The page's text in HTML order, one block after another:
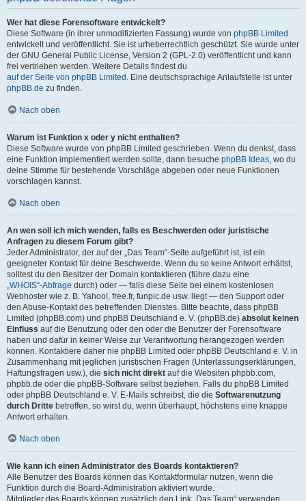
Wer hat diese Forensoftware entwickelt?
Diese Software (in ihrer unmodifizierten Fassung) wurde von phpBB Limited
entwickelt und veröffentlicht. Sie ist urheberrechtlich geschützt. Sie wurde unter
der GNU General Public License, Version 2 (GPL-2.0) veröffentlicht und kann
frei vertrieben werden. Weitere Details findest du
auf der Seite von phpBB Limited . Eine deutschsprachige Anlaufstelle ist unter
phpBB.de zu finden.
Nach oben
Warum ist Funktion x oder y nicht enthalten?
Diese Software wurde von phpBB Limited geschrieben. Wenn du denkst, dass
eine Funktion implementiert werden sollte, dann besuche phpBB Ideas, wo du
deine Stimme für bestehende Vorschläge abgeben oder neue Funktionen
vorschlagen kannst.
Nach oben
An wen soll ich mich wenden, falls es Beschwerden oder juristische
Anfragen zu diesem Forum gibt?
Jeder Administrator, der auf der „Das Team“-Seite aufgeführt ist, ist ein
geeigneter Kontakt für deine Beschwerde. Wenn du so keine Antwort erhältst,
solltest du den Besitzer der Domain kontaktieren (führe dazu eine
„WHOIS“-Abfrage durch) oder — falls diese Seite bei einem kostenlosen
Webhoster wie z. B. Yahoo!, free.fr, funpic.de usw. liegt — den Support oder
den Abuse-Kontakt des betreffenden Dienstes. Bitte beachte, dass phpBB
Limited (phpBB.com) und phpBB Deutschland e. V. (phpBB.de) absolut keinen
Einfluss auf die Benutzung oder den oder die Benutzer der Forensoftware
haben und dafür in keiner Weise zur Verantwortung herangezogen werden
können. Kontaktiere daher nie phpBB Limited oder phpBB Deutschland e. V. in
Zusammenhang mit jeglichen juristischen Fragen (Unterlassungserklärungen,
Haftungsfragen usw.), die sich nicht direkt auf die Websiten phpbb.com,
phpbb.de oder die phpBB-Software selbst beziehen. Falls du phpBB Limited
oder phpBB Deutschland e. V. E-Mails schreibst, die die Softwarenutzung
durch Dritte betreffen, so wirst du, wenn überhaupt, höchstens eine knappe
Antwort erhalten.
Nach oben
Wie kann ich einen Administrator des Boards kontaktieren?
Alle Benutzer des Boards können das Kontaktformular nutzen, wenn die
Funktion durch die Board-Administration aktiviert wurde.
Mitglieder des Boards können zusätzlich den Link „Das Team“ verwenden.